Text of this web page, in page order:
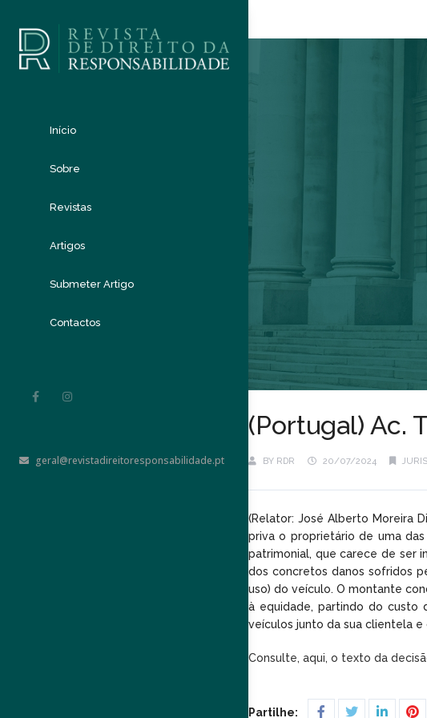
Início
Sobre
Revistas
Artigos
Submeter Artigo
Contactos
geral@revistadireitoresponsabilidade.pt
(Portugal) Ac.
BY RDR 20/07/2024
(Relator: José Alberto Moreira
priva o proprietário de uma
patrimonial, que carece de ser
dos concretos danos sofridos
uso) do veículo. O montante
à equidade, partindo do custo
veículos junto da sua clientela
Consulte, aqui, o texto da
Partilhe: